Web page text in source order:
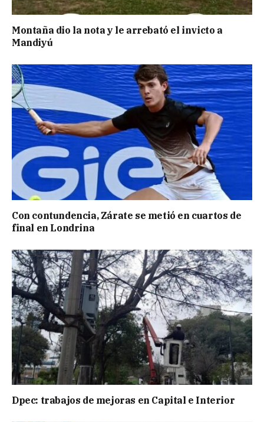
Montaña dio la nota y le arrebató el invicto a
Mandiyú
Con contundencia, Zárate se metió en cuartos de
final en Londrina
Dpec: trabajos de mejoras en Capital e Interior